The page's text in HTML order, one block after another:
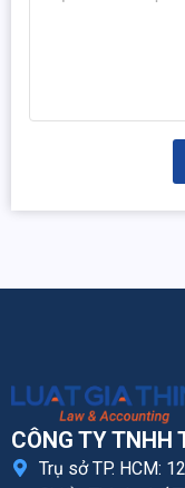
CÔNG TY TNHH
Trụ sở TP. HCM: